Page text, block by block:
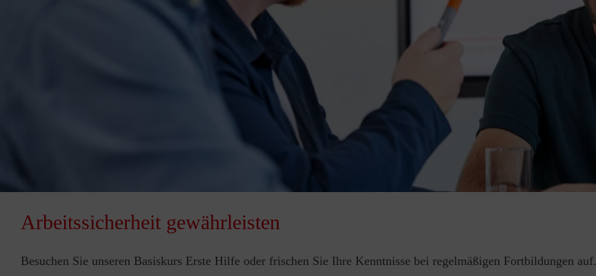
Arbeitssicherheit gewährleisten
Besuchen Sie unseren Basiskurs Erste Hilfe oder frischen Sie Ihre Kenntnisse bei regelmäßigen Fortbildungen auf.